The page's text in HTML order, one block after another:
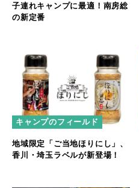
子連れキャンプに最適！南房総
の新定番
キャンプのフィールド
地域限定「ご当地ほりにし」、
香川・埼玉ラベルが新登場！